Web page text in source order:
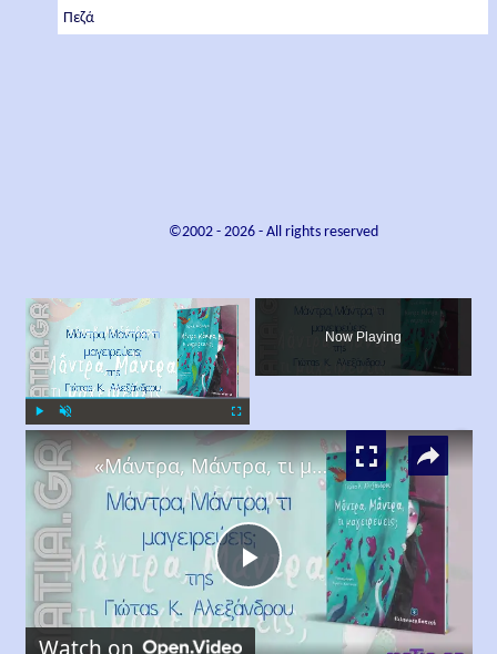
Πεζά
©2002 - 2026- All rights reserved
×
Unmute Fullscreen
Now Playing
×
Play
«Μάντρα, Μάντρα, τι μαγειρεύεις;», Γιώτα Κ. Αλεξάνδρου
Watch on